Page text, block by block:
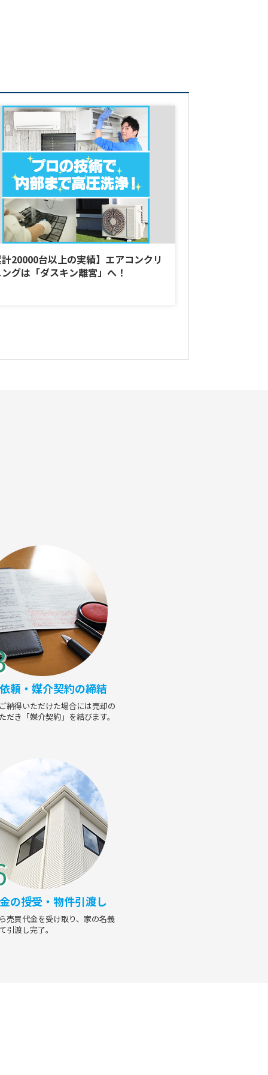
20000台以上の実績】エアコンクリ
グは「ダスキン離宮」へ！
頼・媒介契約の締結
納得いただけた場合には売却の
だき「媒介契約」を結びます。
の授受・物件引渡し
売買代金を受け取り、家の名義
引渡し完了。